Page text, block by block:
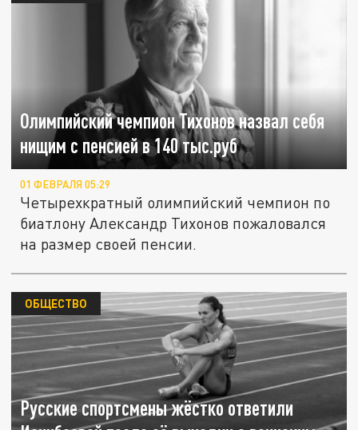
Олимпийский чемпион Тихонов назвал себя
нищим с пенсией в 140 тыс.руб
01 ФЕВРАЛЯ 05:29
Четырехкратный олимпийский чемпион по
биатлону Александр Тихонов пожаловался
на размер своей пенсии.
Русские спортсмены жёстко ответили
ОБЩЕСТВО